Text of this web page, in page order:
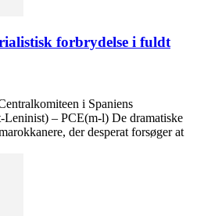
forbrydelse i fuldt
i Spaniens
– PCE(m-l) De dramatiske
der desperat forsøger at